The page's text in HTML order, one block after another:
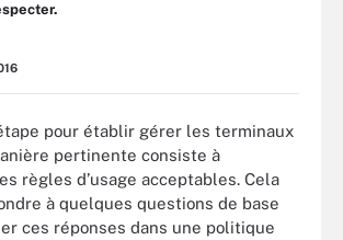
pour établir gérer les terminaux
pertinente consiste à
règles d’usage acceptables. Cela
à quelques questions de base
ces réponses dans une politique